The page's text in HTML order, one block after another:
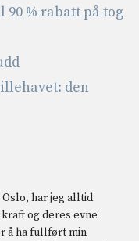
% rabatt på tog
den
har jeg alltid
og deres evne
å ha fullført min